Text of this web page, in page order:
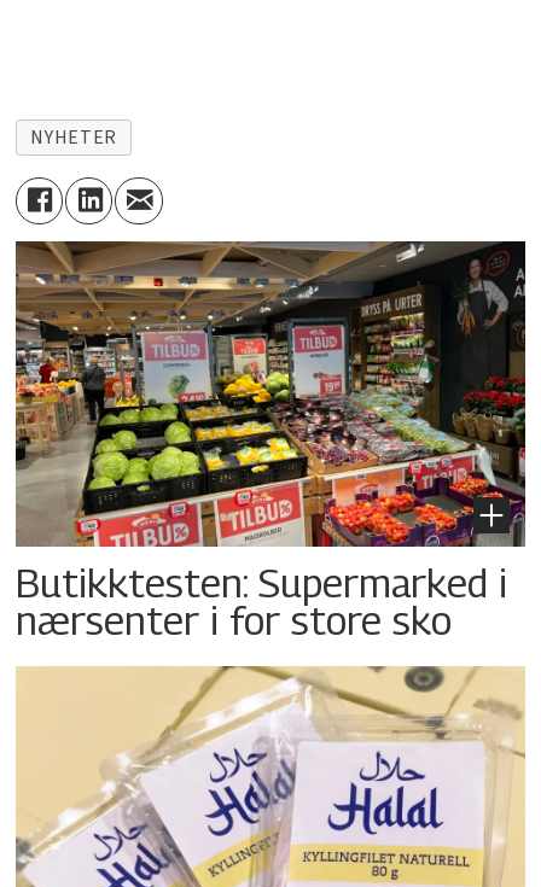
NYHETER
Butikktesten: Supermarked i
nærsenter i for store sko